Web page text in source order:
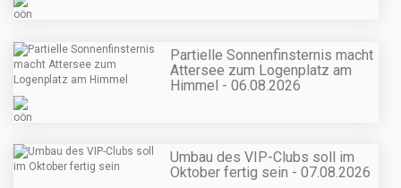
Partielle Sonnenfinsternis macht
Attersee zum Logenplatz am
Himmel - 06.08.2026
Umbau des VIP-Clubs soll im
Oktober fertig sein - 07.08.2026